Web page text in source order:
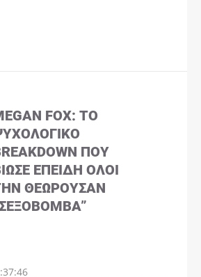
FOX: ΤΟ
ΠΟΥ
ΕΠΕΙΔΉ ΌΛΟΙ
ΘΕΩΡΟΎΣΑΝ